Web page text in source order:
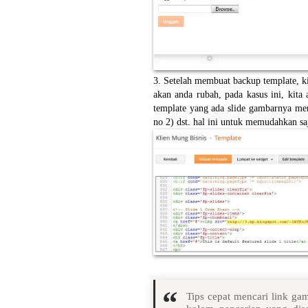
3. Setelah membuat backup template,
akan anda rubah, pada kasus ini,
template yang ada slide gambarnya
no 2) dst. hal ini untuk memudahkan
Tips cepat mencari link